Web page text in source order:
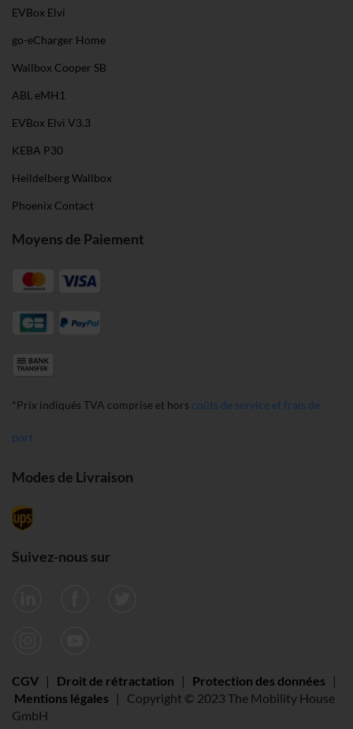
EVBox Elvi
go-eCharger Home
Wallbox Cooper SB
ABL eMH1
EVBox Elvi V3.3
KEBA P30
Heildelberg Wallbox
Phoenix Contact
Moyens de Paiement
*Prix indiqués TVA comprise et hors coûts de service et frais de
port
Modes de Livraison
Suivez-nous sur
CGV | Droit de rétractation | Protection des données |
Mentions légales | Copyright © 2023 The Mobility House
GmbH